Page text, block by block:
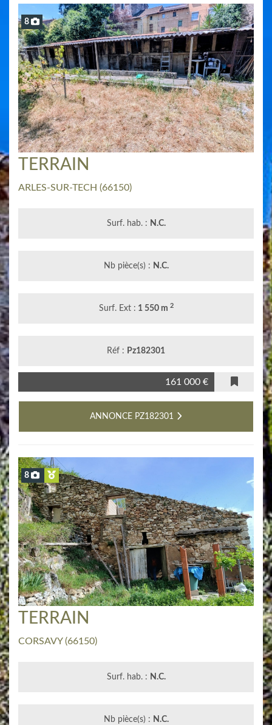
8
TERRAIN
ARLES-SUR-TECH (66150)
Surf. hab. : N.C.
Nb pièce(s) : N.C.
Surf. Ext : 1 550 m 2
Réf : Pz182301
161 000 €
ANNONCE PZ182301
8
TERRAIN
CORSAVY (66150)
Surf. hab. : N.C.
Nb pièce(s) : N.C.